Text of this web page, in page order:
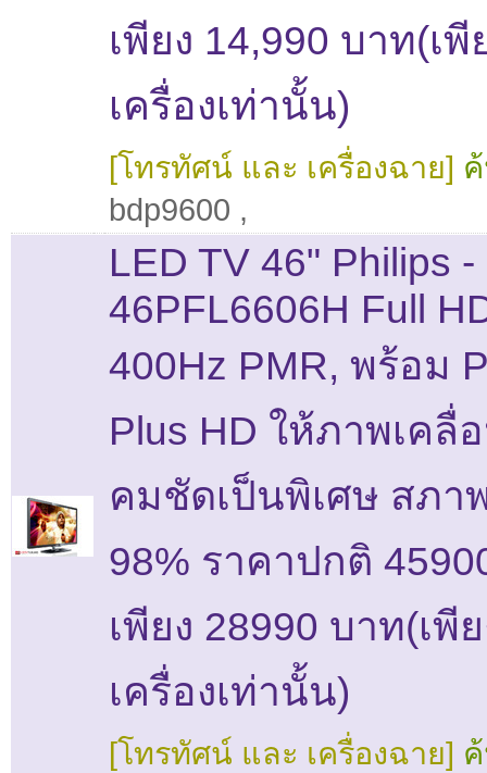
เพียง 14,990 บาท(เพี
เครื่องเท่านั้น)
[โทรทัศน์ และ เครื่องฉาย]
bdp9600 ,
LED TV 46" Philips -
46PFL6606H Full
400Hz PMR, พร้อม
Plus HD ให้ภาพเคลื่
คมชัดเป็นพิเศษ สภา
98% ราคาปกติ
เพียง 28990 บาท(เพี
เครื่องเท่านั้น)
[โทรทัศน์ และ เครื่องฉาย]